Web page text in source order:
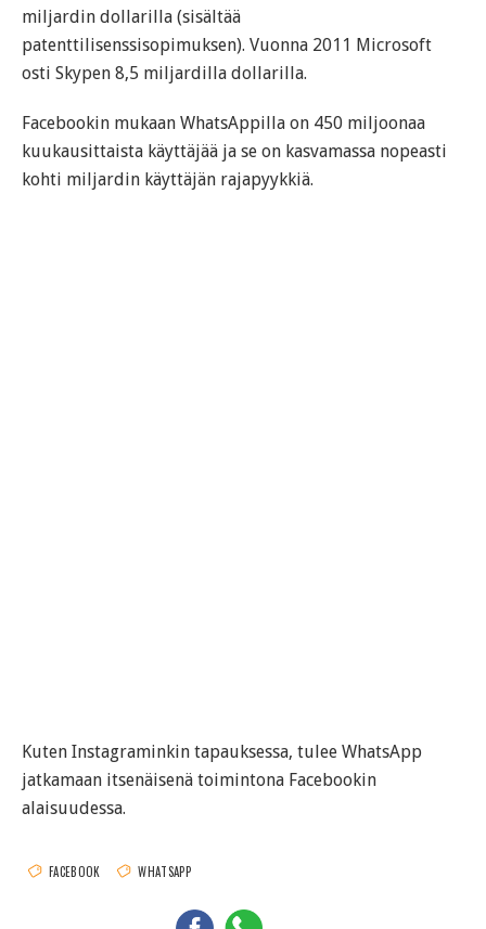
miljardin dollarilla (sisältää
patenttilisenssisopimuksen). Vuonna 2011 Microsoft
osti Skypen 8,5 miljardilla dollarilla.
Facebookin mukaan WhatsAppilla on 450 miljoonaa
kuukausittaista käyttäjää ja se on kasvamassa nopeasti
kohti miljardin käyttäjän rajapyykkiä.
Kuten Instagraminkin tapauksessa, tulee WhatsApp
jatkamaan itsenäisenä toimintona Facebookin
alaisuudessa.
FACEBOOK WHATSAPP